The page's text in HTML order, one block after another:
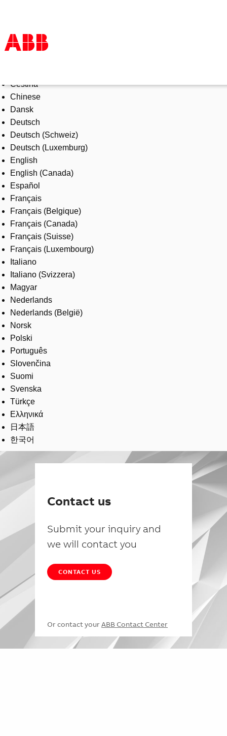
Products & Solutions
Industries
Services
About us
Where to buy
Contact us
Careers
Čeština
Chinese
Dansk
Deutsch
Deutsch (Schweiz)
Deutsch (Luxemburg)
English
English (Canada)
Español
Français
Français (Belgique)
Français (Canada)
Français (Suisse)
Français (Luxembourg)
Italiano
Italiano (Svizzera)
Magyar
Nederlands
Nederlands (België)
Norsk
Polski
Português
Slovenčina
Suomi
Svenska
Türkçe
Ελληνικά
日本語
한국어
Contact us
Submit your inquiry and
we will contact you
CONTACT US
Or contact your ABB Contact Center